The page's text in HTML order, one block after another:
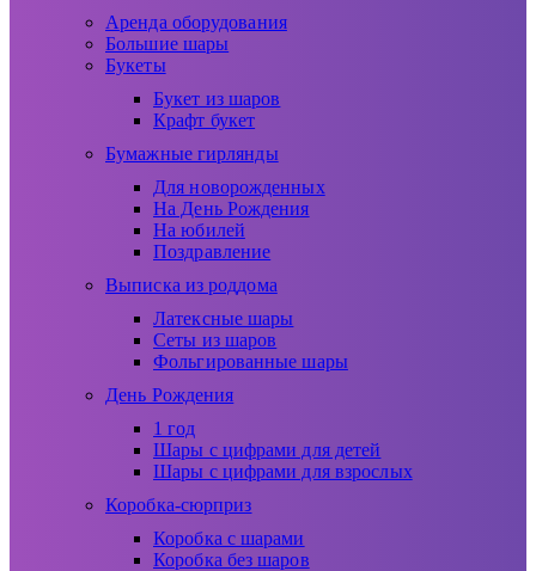
Аренда оборудования
Большие шары
Букеты
Букет из шаров
Крафт букет
Бумажные гирлянды
Для новорожденных
На День Рождения
На юбилей
Поздравление
Выписка из роддома
Латексные шары
Сеты из шаров
Фольгированные шары
День Рождения
1 год
Шары с цифрами для детей
Шары с цифрами для взрослых
Коробка-сюрприз
Коробка с шарами
Коробка без шаров